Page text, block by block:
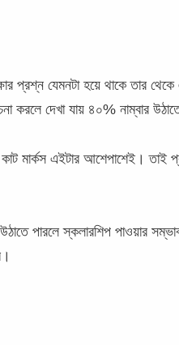
প্রশ্ন যেমনটা হয়ে থাকে তার
করলে দেখা যায় ৪০% নাম্বার
মার্কস এইটার আশেপাশেই।
পারলে স্কলারশিপ পাওয়ার